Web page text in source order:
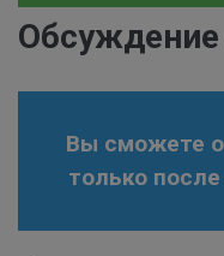
Обсуждение
Вы сможете
только